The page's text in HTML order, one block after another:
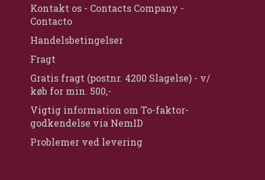
Kontakt os - Contacts Company -
Contacto
Handelsbetingelser
Fragt
Gratis fragt (postnr. 4200 Slagelse) - v/
køb for min. 500,-
Vigtig information om To-faktor-
godkendelse via NemID
Problemer ved levering